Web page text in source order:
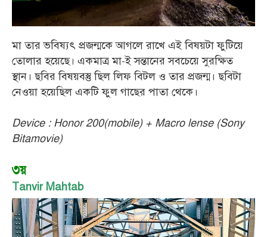
মা তার ভবিষ্যৎ প্রজন্মকে আগলে রাখে এই বিষয়টা ফুটিয়ে
তোলার হয়েছে। একমাত্র মা-ই সন্তানের সবচেয়ে সুরক্ষিত
স্থান। ছবির বিষয়বস্তু ছিল লিফ বিটল ও তার প্রজন্ম। ছবিটা
নেওয়া হয়েছিল একটি ফুল গাছের পাতা থেকে।
Device : Honor 200(mobile) + Macro lense (Sony
Bitamovie)
৩য়
Tanvir Mahtab